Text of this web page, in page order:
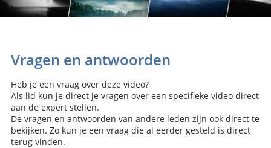
Vragen en antwoorden
Heb je een vraag over deze video?
Als lid kun je direct je vragen over een specifieke video direct
aan de expert stellen.
De vragen en antwoorden van andere leden zijn ook direct te
bekijken. Zo kun je een vraag die al eerder gesteld is direct
terug vinden.